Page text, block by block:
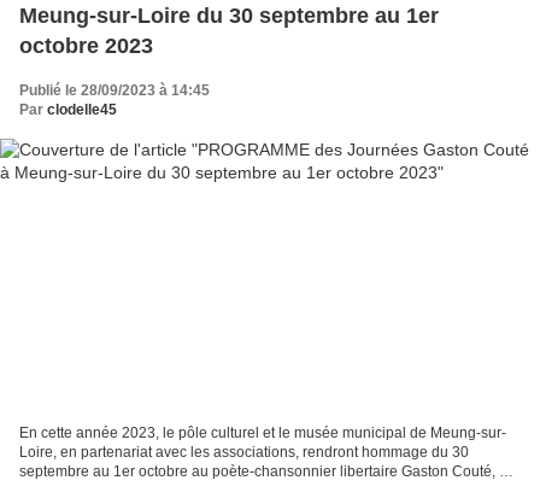
Meung-sur-Loire du 30 septembre au 1er
octobre 2023
Publié le 28/09/2023 à 14:45
Par clodelle45
En cette année 2023, le pôle culturel et le musée municipal de Meung-sur-
Loire, en partenariat avec les associations, rendront hommage du 30
septembre au 1er octobre au poète-chansonnier libertaire Gaston Couté, en